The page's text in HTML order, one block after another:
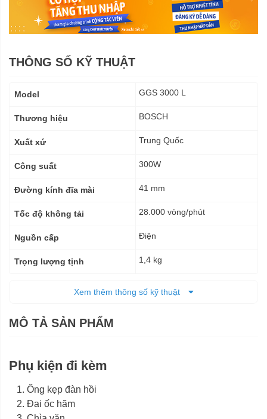
THÔNG SỐ KỸ THUẬT
kỹ
Model GGS 3000 L
Thương hiệu BOSCH
Xuất xứ Trung Quốc
Công suất 300W
Đường kính đĩa mài 41 mm
Tốc độ không tải 28.000 vòng/phút
Nguồn cấp Điện
Trọng lượng tịnh 1,4 kg
Xem thêm thông số kỹ thuật
MÔ TẢ SẢN PHẨM
Phụ kiện đi kèm
Ống kẹp đàn hồi
Đai ốc hãm